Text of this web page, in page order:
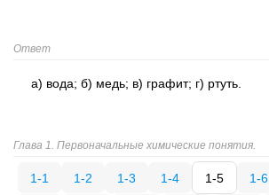
Ответ
а) вода; б) медь; в) графит; г) ртуть.
Глава 1. Первоначальные химические понятия.
1-1 1-2 1-3 1-4 1-5 1-6